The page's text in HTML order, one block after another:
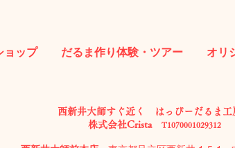
ョップ だるま作り体験・ツアー オリ
西新井大師すぐ近く はっぴーだるま
株式会社Crista
T1070001029312